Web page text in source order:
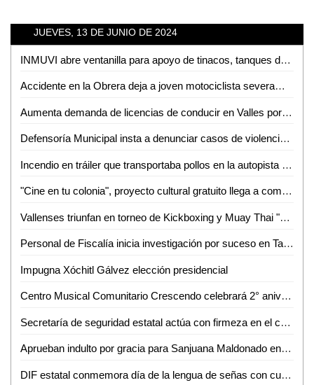
JUEVES, 13 DE JUNIO DE 2024
INMUVI abre ventanilla para apoyo de tinacos, tanques de gas y lámina
Accidente en la Obrera deja a joven motociclista severamente lesionado
Aumenta demanda de licencias de conducir en Valles por temporada vacacional
Defensoría Municipal insta a denunciar casos de violencia familiar tras incidente en El Carmen 2
Incendio en tráiler que transportaba pollos en la autopista Valles-Rayón
"Cine en tu colonia", proyecto cultural gratuito llega a comunidades de Ciudad Valles
Vallenses triunfan en torneo de Kickboxing y Muay Thai "Huasteca Kombat"
Personal de Fiscalía inicia investigación por suceso en Tamuín, SLP
Impugna Xóchitl Gálvez elección presidencial
Centro Musical Comunitario Crescendo celebrará 2° aniversario con concierto en Valles
Secretaría de seguridad estatal actúa con firmeza en el combate a la delincuencia
Aprueban indulto por gracia para Sanjuana Maldonado en el Congreso del Estado
DIF estatal conmemora día de la lengua de señas con curso gratuito